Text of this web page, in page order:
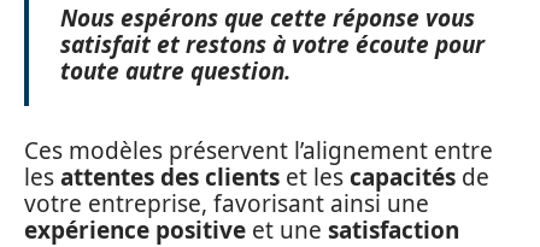
Nous espérons que cette réponse vous
satisfait et restons à votre écoute pour
toute autre question.
Ces modèles préservent l’alignement entre
lesattentes des clients et lescapacités de
votre entreprise, favorisant ainsi une
expérience positive et une satisfaction